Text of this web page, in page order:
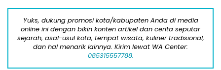
Yuks, dukung promosi kota/kabupaten Anda di media
online ini dengan bikin konten artikel dan cerita seputar
sejarah, asal-usul kota, tempat wisata, kuliner tradisional,
dan hal menarik lainnya. Kirim lewat WA Center:
085315557788.